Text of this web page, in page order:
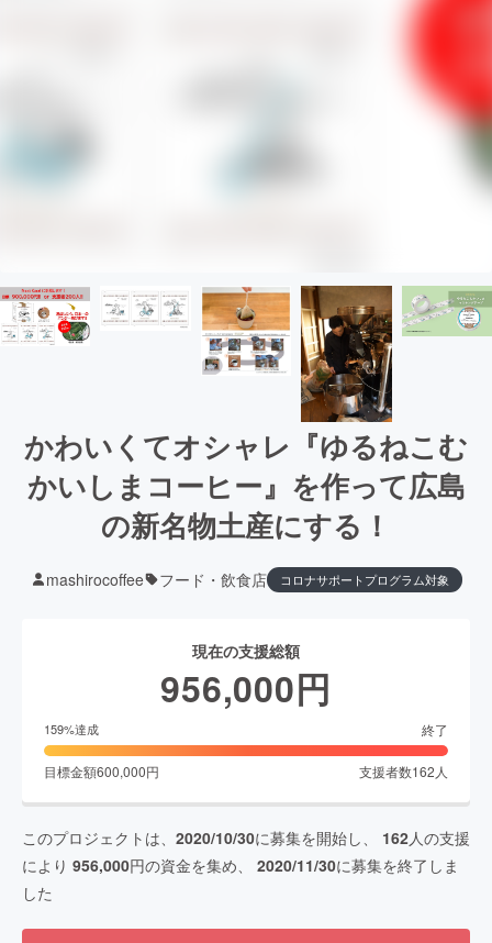
かわいくてオシャレ『ゆるねこむ
かいしまコーヒー』を作って広島
の新名物土産にする！
mashirocoffee フード・飲食店 コロナサポートプログラム対象
現在の支援総額
956,000円
159%達成 終了
目標金額600,000円 支援者数162 人
このプロジェクトは、 2020/10/30に募集を開始し、 162人の支援
により 956,000円の資金を集め、 2020/11/30に募集を終了しま
した